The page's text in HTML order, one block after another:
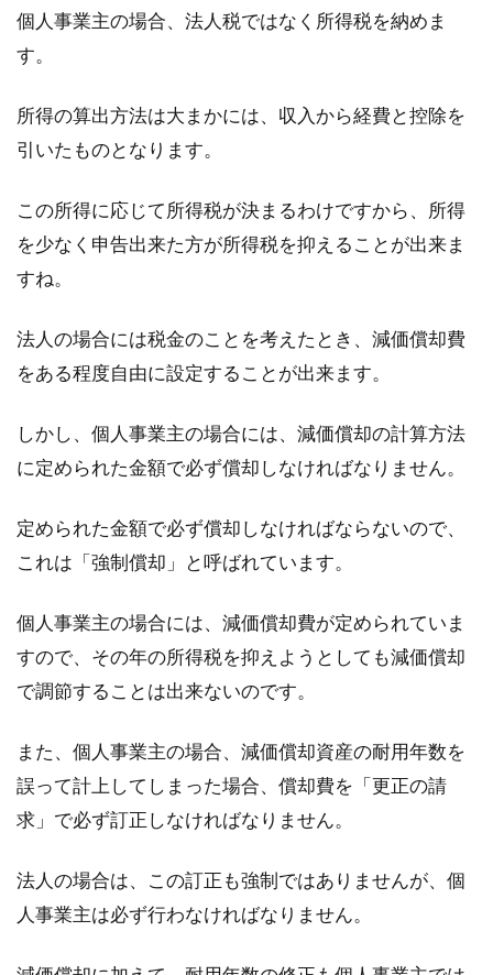
個人事業主の場合、法人税ではなく所得税を納めま
す。
所得の算出方法は大まかには、収入から経費と控除を
引いたものとなります。
この所得に応じて所得税が決まるわけですから、所得
を少なく申告出来た方が所得税を抑えることが出来ま
すね。
法人の場合には税金のことを考えたとき、減価償却費
をある程度自由に設定することが出来ます。
しかし、個人事業主の場合には、減価償却の計算方法
に定められた金額で必ず償却しなければなりません。
定められた金額で必ず償却しなければならないので、
これは「強制償却」と呼ばれています。
個人事業主の場合には、減価償却費が定められていま
すので、その年の所得税を抑えようとしても減価償却
で調節することは出来ないのです。
また、個人事業主の場合、減価償却資産の耐用年数を
誤って計上してしまった場合、償却費を「更正の請
求」で必ず訂正しなければなりません。
法人の場合は、この訂正も強制ではありませんが、個
人事業主は必ず行わなければなりません。